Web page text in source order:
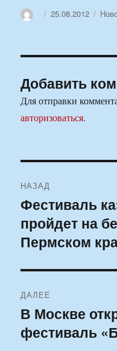
АвторОпубликовано
25.08.2012
Добавить
Для отправки
авторизоваться.
по
записям
НАЗАД
Предыдущая
запись:
Фестиваль
пройдет на
Пермском
ДАЛЕЕ
Следующая
запись:
В Москве
фестиваль